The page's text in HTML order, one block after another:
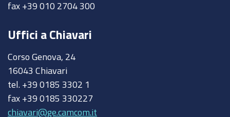
fax +39 010 2704 300
Uffici a Chiavari
Corso Genova, 24
16043 Chiavari
tel. +39 0185 3302 1
fax +39 0185 330227
chiavari@ge.camcom.it